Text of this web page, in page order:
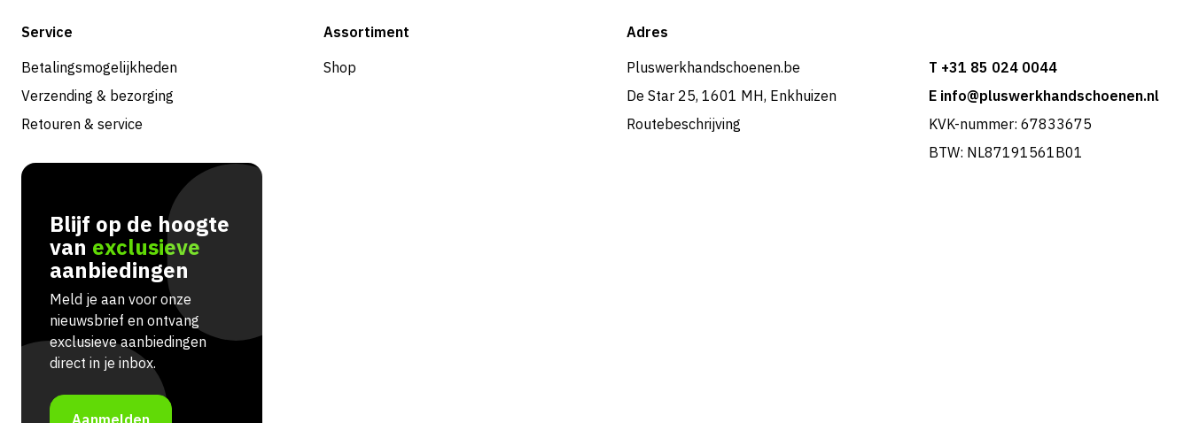
Service
Betalingsmogelijkheden
Verzending & bezorging
Retouren & service
Assortiment
Shop
Adres
Pluswerkhandschoenen.be
De Star 25, 1601 MH, Enkhuizen
Routebeschrijving
T +31 85 024 0044
E info@pluswerkhandschoenen.nl
KVK-nummer: 67833675
BTW: NL87191561B01
Blijf op de hoogte
van exclusieve
aanbiedingen
Meld je aan voor onze
nieuwsbrief en ontvang
exclusieve aanbiedingen
direct in je inbox.